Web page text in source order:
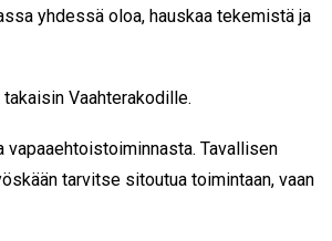
yhdessä oloa, hauskaa tekemistä ja
Vaahterakodille.
Tavallisen
tarvitse sitoutua toimintaan, vaan